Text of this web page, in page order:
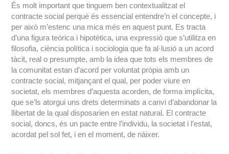
És molt important que tinguem ben contextualitzat el
contracte social perquè és essencial entendre’n el concepte, i
per això m’estenc una mica més en aquest punt. Es tracta
d’una figura teòrica i hipotètica, una expressió que s’utilitza en
filosofia, ciència política i sociologia que fa al·lusió a un acord
tàcit, real o presumpte, amb la idea que tots els membres de
la comunitat estan d’acord per voluntat pròpia amb un
contracte social, mitjançant el qual, per poder viure en
societat, els membres d’aquesta acorden, de forma implícita,
que se’ls atorgui uns drets determinats a canvi d’abandonar la
llibertat de la qual disposarien en estat natural. El contracte
social, doncs, és un pacte entre l’individu, la societat i l’estat,
acordat pel sol fet, i en el moment, de nàixer.